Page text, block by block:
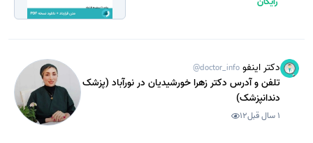
دکتر اینفو @doctor_info
تلفن و آدرس دکتر زهرا خورشیدیان در نورآباد (پزشک
دندانپزشک)
1 سال قبل 12